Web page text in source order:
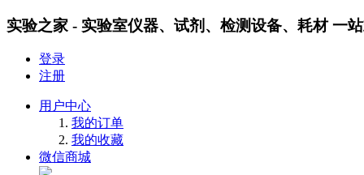
实验之家 - 实验室仪器、试剂、检测设备、耗材 一
登录
注册
用户中心
我的订单
我的收藏
微信商城